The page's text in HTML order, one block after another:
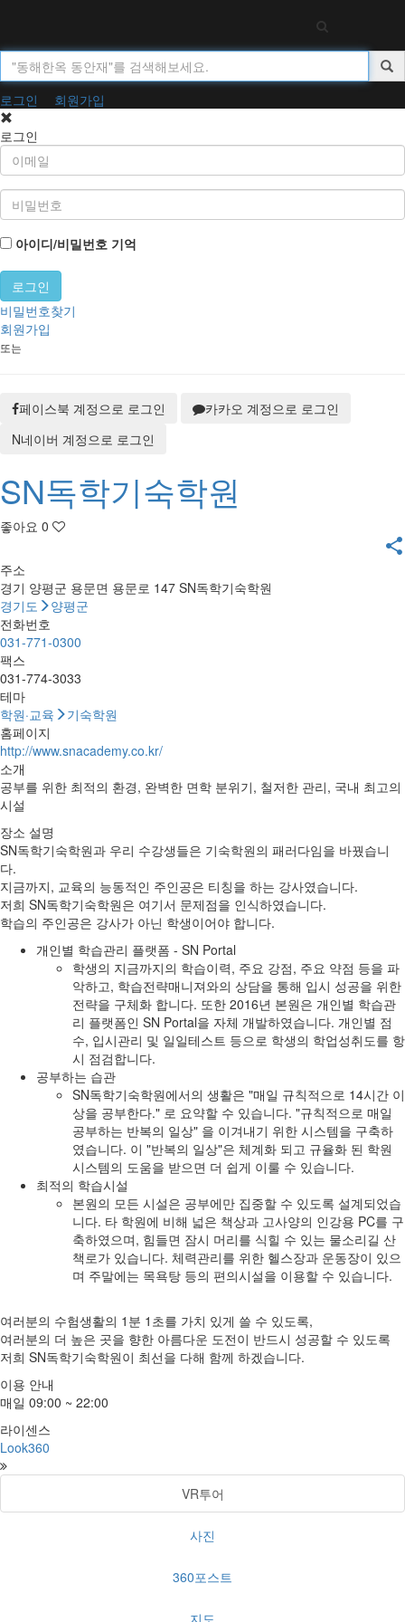
로그인
회원가입
로그인
아이디/비밀번호 기억
비밀번호찾기
회원가입
또는
페이스북 계정으로 로그인
카카오 계정으로 로그인
N네이버 계정으로 로그인
SN독학기숙학원
좋아요 0
share
주소
경기 양평군 용문면 용문로 147 SN독학기숙학원
경기도
양평군
전화번호
031-771-0300
팩스
031-774-3033
테마
학원·교육
기숙학원
홈페이지
http://www.snacademy.co.kr/
소개
공부를 위한 최적의 환경, 완벽한 면학 분위기, 철저한 관리, 국내 최고의
시설
장소 설명
SN독학기숙학원과 우리 수강생들은 기숙학원의 패러다임을 바꿨습니
다.
지금까지, 교육의 능동적인 주인공은 티칭을 하는 강사였습니다.
저희 SN독학기숙학원은 여기서 문제점을 인식하였습니다.
학습의 주인공은 강사가 아닌 학생이어야 합니다.
개인별 학습관리 플랫폼 - SN Portal
학생의 지금까지의 학습이력, 주요 강점, 주요 약점 등을 파
악하고, 학습전략매니져와의 상담을 통해 입시 성공을 위한
전략을 구체화 합니다. 또한 2016년 본원은 개인별 학습관
리 플랫폼인 SN Portal을 자체 개발하였습니다. 개인별 점
수, 입시관리 및 일일테스트 등으로 학생의 학업성취도를 항
시 점검합니다.
공부하는 습관
SN독학기숙학원에서의 생활은 "매일 규칙적으로 14시간 이
상을 공부한다." 로 요약할 수 있습니다. "규칙적으로 매일
공부하는 반복의 일상" 을 이겨내기 위한 시스템을 구축하
였습니다. 이 "반복의 일상"은 체계화 되고 규율화 된 학원
시스템의 도움을 받으면 더 쉽게 이룰 수 있습니다.
최적의 학습시설
본원의 모든 시설은 공부에만 집중할 수 있도록 설계되었습
니다. 타 학원에 비해 넓은 책상과 고사양의 인강용 PC를 구
축하였으며, 힘들면 잠시 머리를 식힐 수 있는 물소리길 산
책로가 있습니다. 체력관리를 위한 헬스장과 운동장이 있으
며 주말에는 목욕탕 등의 편의시설을 이용할 수 있습니다.
여러분의 수험생활의 1분 1초를 가치 있게 쓸 수 있도록,
여러분의 더 높은 곳을 향한 아름다운 도전이 반드시 성공할 수 있도록
저희 SN독학기숙학원이 최선을 다해 함께 하겠습니다.
이용 안내
매일 09:00 ~ 22:00
라이센스
Look360
VR투어
사진
360포스트
지도